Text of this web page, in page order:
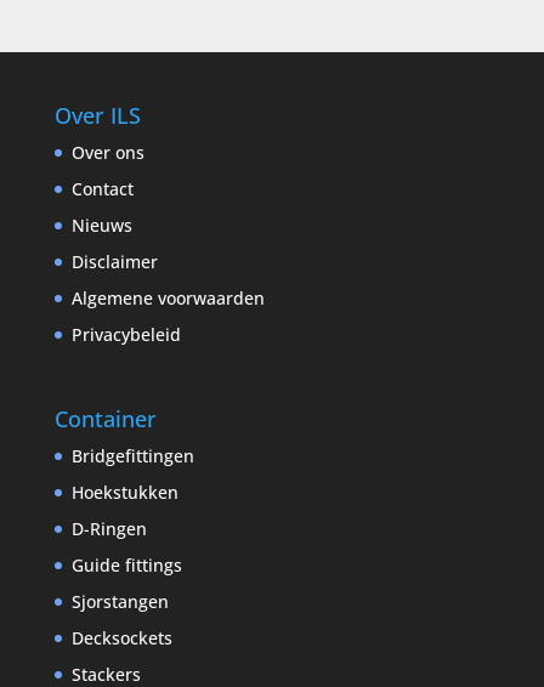
Over ILS
Over ons
Contact
Nieuws
Disclaimer
Algemene voorwaarden
Privacybeleid
Container
Bridgefittingen
Hoekstukken
D-Ringen
Guide fittings
Sjorstangen
Decksockets
Stackers